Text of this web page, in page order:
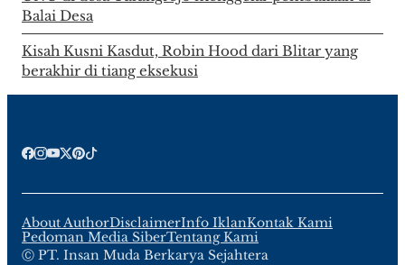
Balai Desa
Kisah Kusni Kasdut, Robin Hood dari Blitar yang
berakhir di tiang eksekusi
About AuthorDisclaimerInfo IklanKontak Kami
Pedoman Media SiberTentang Kami
Ⓒ PT. Insan Muda Berkarya Sejahtera